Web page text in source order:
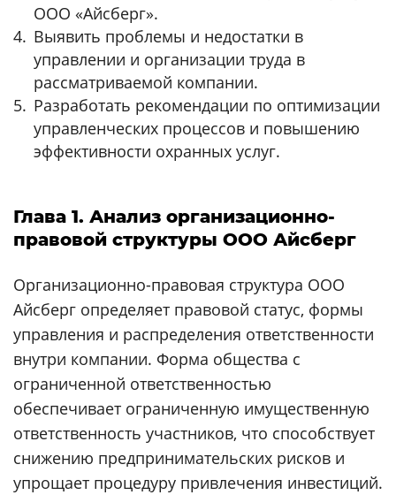
ООО «Айсберг».
Выявить проблемы и недостатки в
управлении и организации труда в
рассматриваемой компании.
Разработать рекомендации по оптимизации
управленческих процессов и повышению
эффективности охранных услуг.
Глава 1. Анализ организационно-
правовой структуры ООО Айсберг
Организационно-правовая структура ООО
Айсберг определяет правовой статус, формы
управления и распределения ответственности
внутри компании. Форма общества с
ограниченной ответственностью
обеспечивает ограниченную имущественную
ответственность участников, что способствует
снижению предпринимательских рисков и
упрощает процедуру привлечения инвестиций.